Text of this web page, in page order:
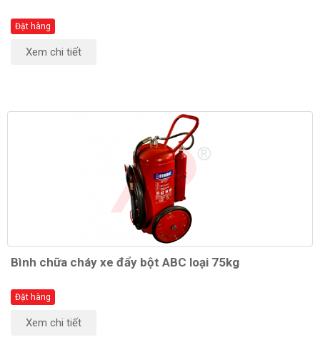
Đặt hàng
Xem chi tiết
Bình chữa cháy xe đẩy bột ABC loại 75kg
Đặt hàng
Xem chi tiết